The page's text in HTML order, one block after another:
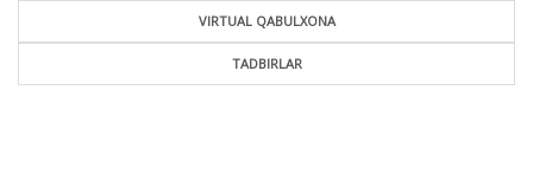
VIRTUAL QABULXONA
TADBIRLAR